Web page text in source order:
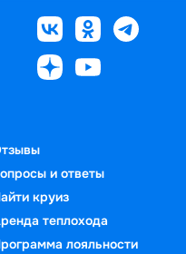
и ответы
круиз
теплохода
лояльности